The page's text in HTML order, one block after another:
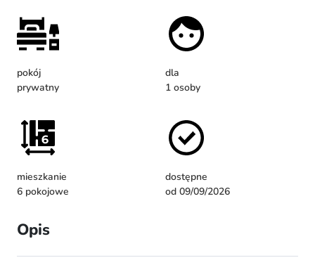
pokój
prywatny
dla
1 osoby
mieszkanie
6 pokojowe
dostępne
od 09/09/2026
Opis